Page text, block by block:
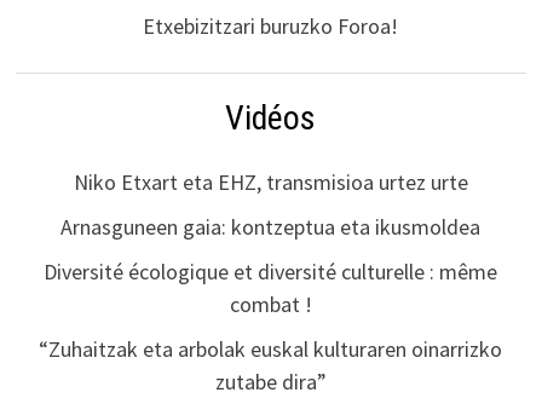
Etxebizitzari buruzko Foroa!
Vidéos
Niko Etxart eta EHZ, transmisioa urtez urte
Arnasguneen gaia: kontzeptua eta ikusmoldea
Diversité écologique et diversité culturelle : même
combat !
“Zuhaitzak eta arbolak euskal kulturaren oinarrizko
zutabe dira”